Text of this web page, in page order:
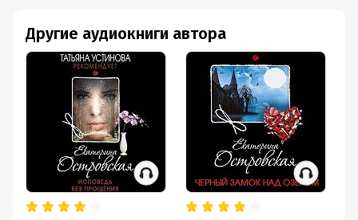
Другие аудиокниги автора